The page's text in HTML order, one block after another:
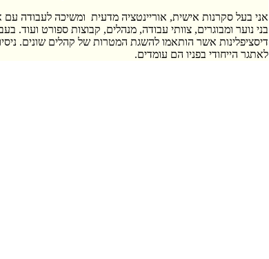
אני בעל סקרנות אישית, אוריינטציה מדעית ומשיכה לעבודה עם
בני נוער ומבוגרים, צוותי עבודה, מנהלים, קבוצות ספורט ועוד.
דיסציפלינות אשר הותאמו להשגת המטרות של קהלים שונים.
לאתגר הייחודי בפניו הם עומדים.